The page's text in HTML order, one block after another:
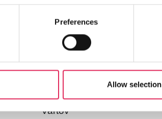
Preferences
Allow selection
Find os
Vartov